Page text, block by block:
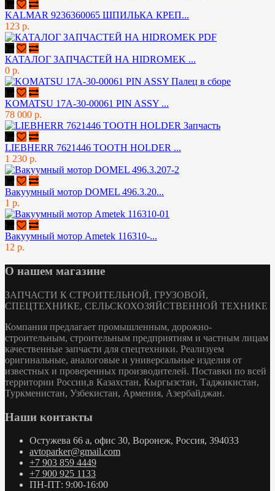
KALMAR 9236360065 ШПИЛЬКА КРЕП...
123 р.
КАТАЛОГ ЗАПЧАСТЕЙ НА HIDROMEK ...
0 р.
KOMATSU 17A-30-00061 PIN ASSY ...
78 000 р.
LIEBHERR 7621446 TOOTH HOLDER ...
1 230 р.
Вакуумный мотор DOMEL 496.3.20...
1 р.
Вакуумный мотор Ametek 116310-...
12 р.
О нашем магазине
ЗАПЧАСТИ К СТРОИТЕЛЬНОЙ, ГРУЗОВОЙ,
СПЕЦТЕХНИКЕ, СЕЛЬСКОХОЗЯЙСТВЕННОЙ ТЕХНИКЕ
Компания предлагает промышленным, дорожно-
строительным, строительным предприятиям и частным лицам
качественные запчасти для спецтехники. Реализуем
оригинальные, аналоговые и универсальные изделия от
известных и проверенных производителей. Поставки по всей
территории России,в Казахстан, Кыргызстан, Таджикистан,
Туркменистан, Узбекистан, Армения, Азербайджан.
Наши контакты
Остужева 66 а, офис 30, Воронеж, Россия, 394033
avtoparker@gmail.com
+7 903 859 4449
+7 900 925 1133
ПН-ПТ: 9:00-16:00